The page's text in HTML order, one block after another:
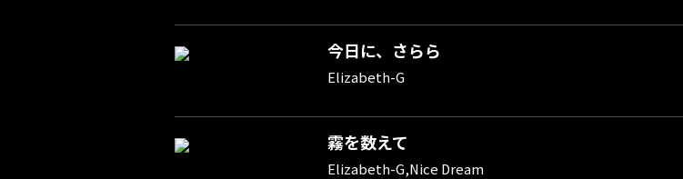
今日に、さらら
Elizabeth-G
霧を数えて
Elizabeth-G,Nice Dream